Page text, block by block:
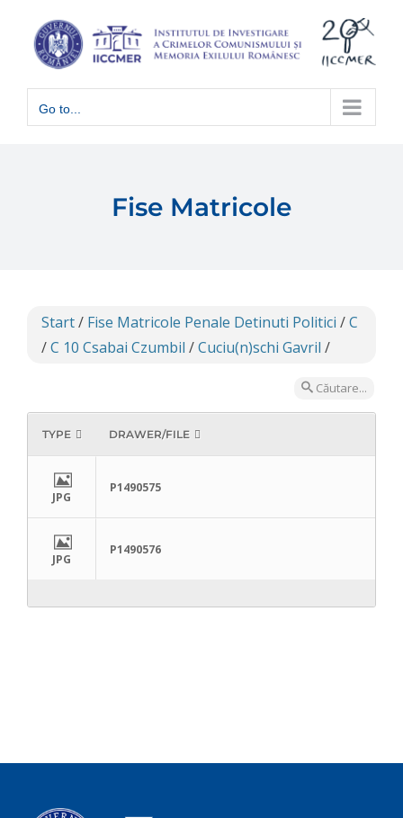
content
Go to...
Fise Matricole
Start/ Fise Matricole Penale Detinuti Politici /C
/C 10 Csabai Czumbil /Cuciu(n)schi Gavril /
Căutare...
TYPE DRAWER/FILE
JPG
P1490575
JPG
P1490576